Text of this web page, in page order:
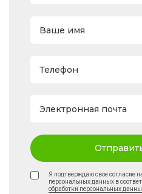
Ваше имя
Телефон
Электронная почта
Я подтверждаю свое согласие
персональных данных в
обработки персональных